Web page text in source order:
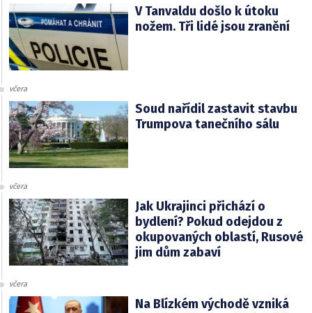
V Tanvaldu došlo k útoku
nožem. Tři lidé jsou zranění
včera
Soud nařídil zastavit stavbu
Trumpova tanečního sálu
včera
Jak Ukrajinci přichází o
bydlení? Pokud odejdou z
okupovaných oblastí, Rusové
jim dům zabaví
včera
Na Blízkém východě vzniká